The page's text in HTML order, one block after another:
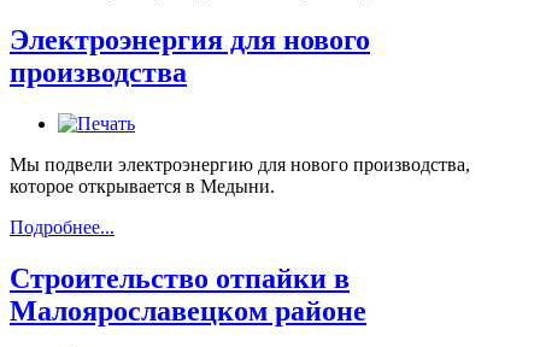
Электроэнергия для нового
производства
Мы подвели электроэнергию для нового производства,
которое открывается в Медыни.
Подробнее...
Строительство отпайки в
Малоярославецком районе